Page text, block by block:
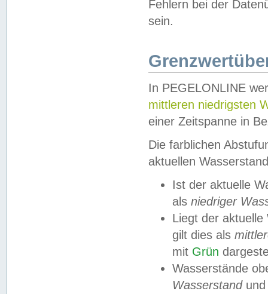
Fehlern bei der
sein.
In PEGELONLINE
mittleren niedrigsten
einer Zeitspanne in
Die farblichen
aktuellen
Ist der aktuelle
als niedriger
Liegt der
gilt dies als
mit Grün
Wasserstände
Wasserstandund